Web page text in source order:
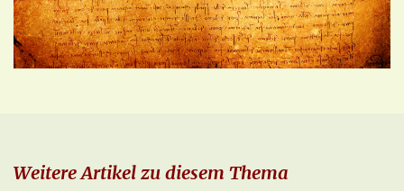
Weitere Artikel zu diesem Thema